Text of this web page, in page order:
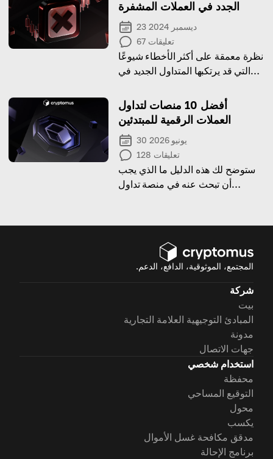
الجدد في العملات المشفرة
23 ديسمبر 2024
67 تعليقات
نظرة معمقة على أكثر الأخطاء شيوعًا
التي قد يرتكبها المتداول الجديد في
لتجنبها
أفضل 10 منصات لتداول
العملات الرقمية للمبتدئين
30 يونيو 2026
128 تعليقات
ستوضح لك هذه الدليل ما الذي يجب
أن تبحث عنه في منصة تداول
المجتمع، الموثوقية، الدافع، الدعم.
شركة
بيت
المبادئ التوجيهية العلامة التجارية
مدونة
جهات الاتصال
استخدام شخصي
محفظة
التوقيع المساحي
محول
يكسب
مدقق مكافحة غسل الأموال
برنامج الإحالة